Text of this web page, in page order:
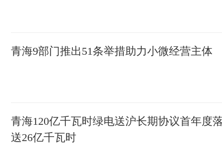
青海9部门推出51条举措助力小微经营主体
青海120亿千瓦时绿电送沪长期协议首年度
送26亿千瓦时